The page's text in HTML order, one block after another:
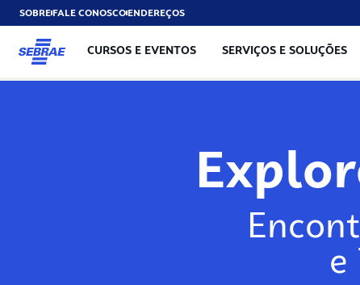
SOBREFALE CONOSCOENDEREÇOS
CURSOS E EVENTOS SERVIÇOS E SOLUÇÕES
e